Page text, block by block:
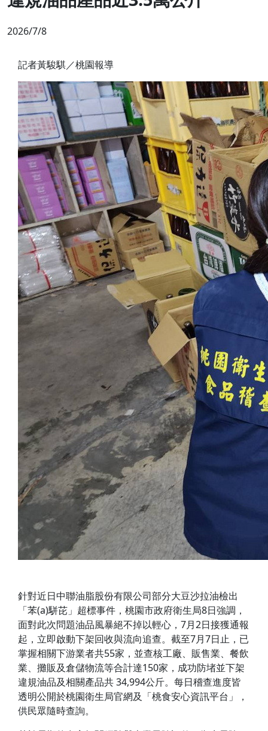
2026/7/8
記者黃駿騏／桃園報導
針對近日中聯油脂股份有限公司部分大豆沙拉油檢出
「苯(a)駢芘」超標事件，桃園市政府衛生局8日強調，
面對此次問題油品風暴絕不掉以輕心，7月2日接獲通報
起，立即啟動下架回收與流向追查。截至7月7日止，已
掌握相關下游業者共55家，並查核工廠、販售業、餐飲
業、攤販及倉儲物流等合計達150家，成功防堵並下架
違規油品及相關產品共 34,994公斤。每日稽查進度皆
透明公開於桃園衛生局官網及「桃食安心資訊平台」，
供民眾隨時查詢。